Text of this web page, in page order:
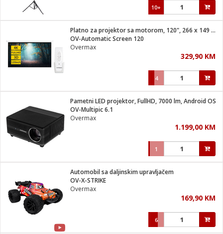
metar
ostalo
pribor
pribor
Vitrine
i kutije
10+
Platno za projektor sa motorom, 120", 266 x 149 cm
OV-Automatic Screen 120
Overmax
329,90 KM
4
Pametni LED projektor, FullHD, 7000 lm, Android OS
OV-Multipic 6.1
Overmax
1.199,00 KM
1
Automobil sa daljinskim upravljačem
OV-X-STRIKE
Overmax
169,90 KM
6